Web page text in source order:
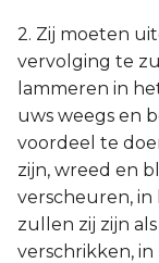
2. Zij moeten
vervolging te
lammeren in
uws weegs en
voordeel te
zijn, wreed en
verscheuren,
zullen zij zijn
verschrikken,